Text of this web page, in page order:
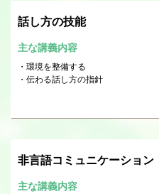
話し方の技能
主な講義内容
環境を整備する
伝わる話し方の指針
非言語コミュニケーション
主な講義内容